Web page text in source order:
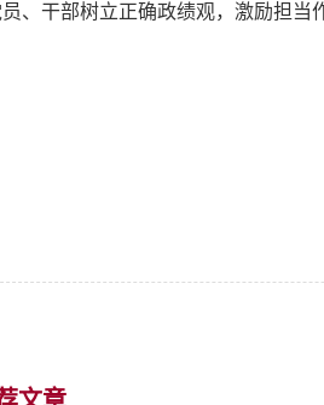
、干部树立正确政绩观，激励担当